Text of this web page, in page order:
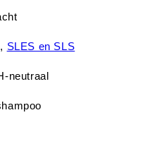
SLES en SLS
neutraal